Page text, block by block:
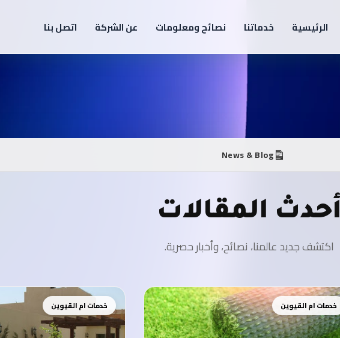
الرئيسية خدماتنا نصائح ومعلومات عن الشركة اتصل بنا
News & Blog
أحدث المقالات
اكتشف جديد عالمنا، نصائح، وأخبار حصرية.
خدمات ام القيوين خدمات ام القيوين